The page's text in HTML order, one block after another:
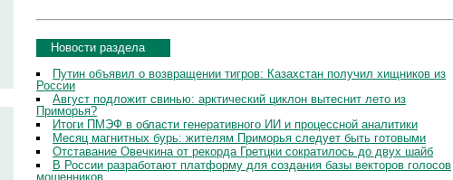
Новости раздела
Путин объявил о возвращении тигров: Казахстан получил хищников из
России
Август подложит свинью: арктический циклон вытеснит лето из
Приморья?
Итоги ПМЭФ в области генеративного ИИ и процессной аналитики
Месяц магнитных бурь: жителям Приморья следует быть готовыми
Отставание Овечкина от рекорда Гретцки сократилось до двух шайб
В России разработают платформу для создания базы векторов голосов
мошенников